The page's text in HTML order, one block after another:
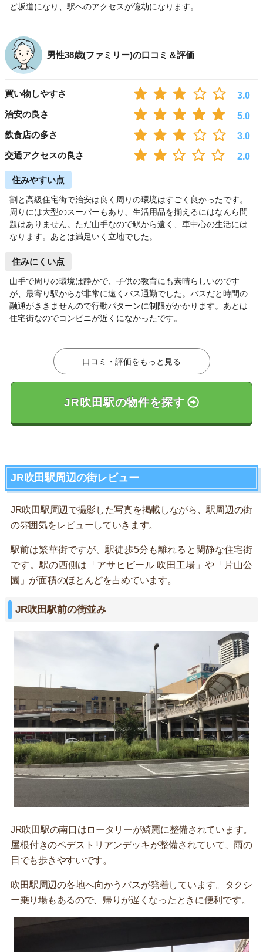
ど坂道になり、駅へのアクセスが億劫になります。
男性38歳(ファミリー)の口コミ＆評価
買い物しやすさ
3.0
治安の良さ
5.0
飲食店の多さ
3.0
交通アクセスの良さ
2.0
住みやすい点
割と高級住宅街で治安は良く周りの環境はすごく良かったです。
周りには大型のスーパーもあり、生活用品を揃えるにはなんら問
題はありません。ただ山手なので駅から遠く、車中心の生活には
なります。あとは満足いく立地でした。
住みにくい点
山手で周りの環境は静かで、子供の教育にも素晴らしいのです
が、最寄り駅からが非常に遠くバス通勤でした。バスだと時間の
融通がききませんので行動パターンに制限がかかります。あとは
住宅街なのでコンビニが近くになかったです。
口コミ・評価をもっと見る
JR吹田駅の物件を探す
JR吹田駅周辺の街レビュー
JR吹田駅周辺で撮影した写真を掲載しながら、駅周辺の街
の雰囲気をレビューしていきます。
駅前は繁華街ですが、駅徒歩5分も離れると閑静な住宅街
です。駅の西側は「アサヒビール 吹田工場」や「片山公
園」が面積のほとんどを占めています。
JR吹田駅前の街並み
JR吹田駅の南口はロータリーが綺麗に整備されています。
屋根付きのペデストリアンデッキが整備されていて、雨の
日でも歩きやすいです。
吹田駅周辺の各地へ向かうバスが発着しています。タクシ
ー乗り場もあるので、帰りが遅くなったときに便利です。